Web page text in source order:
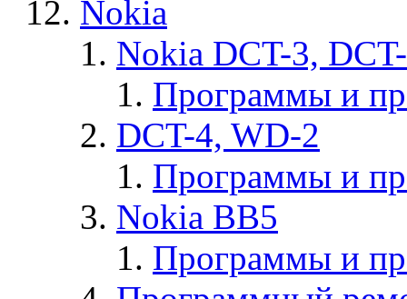
Nokia
Nokia DCT-3,
Программы и
DCT-4, WD-2
Программы и
Nokia BB5
Программы и